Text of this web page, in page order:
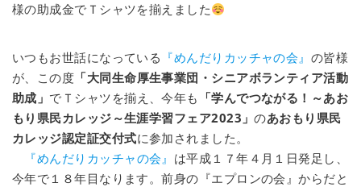
様の助成金でＴシャツを揃えました
いつもお世話になっている 『めんだりカッチャの会』 の皆様
が、この度 「大同生命厚生事業団・シニアボランティア活動
助成」 でＴシャツを揃え、今年も 「学んでつながる！～あお
もり県民カレッジ～生涯学習フェア2023」のあおもり県民
カレッジ認定証交付式に参加されました。
『めんだりカッチャの会』 は平成１７年４月１日発足し、
今年で１８年目なります。前身の『エプロンの会』からだと